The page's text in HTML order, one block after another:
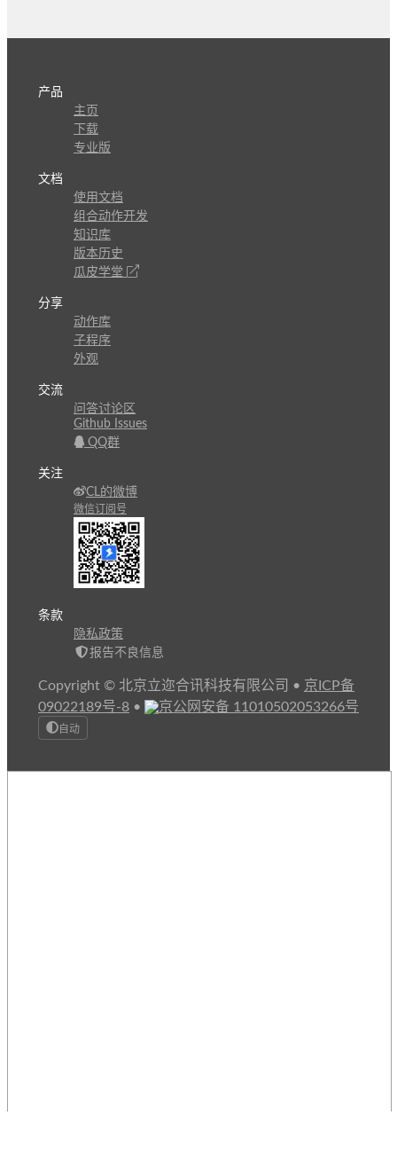
产品
主页
下载
专业版
文档
使用文档
组合动作开发
知识库
版本历史
瓜皮学堂
分享
动作库
子程序
外观
交流
问答讨论区
Github Issues
QQ群
关注
CL的微博
微信订阅号
条款
隐私政策
报告不良信息
Copyright © 北京立迩合讯科技有限公司 • 京ICP备
09022189号-8 • 京公网安备 11010502053266号
自动